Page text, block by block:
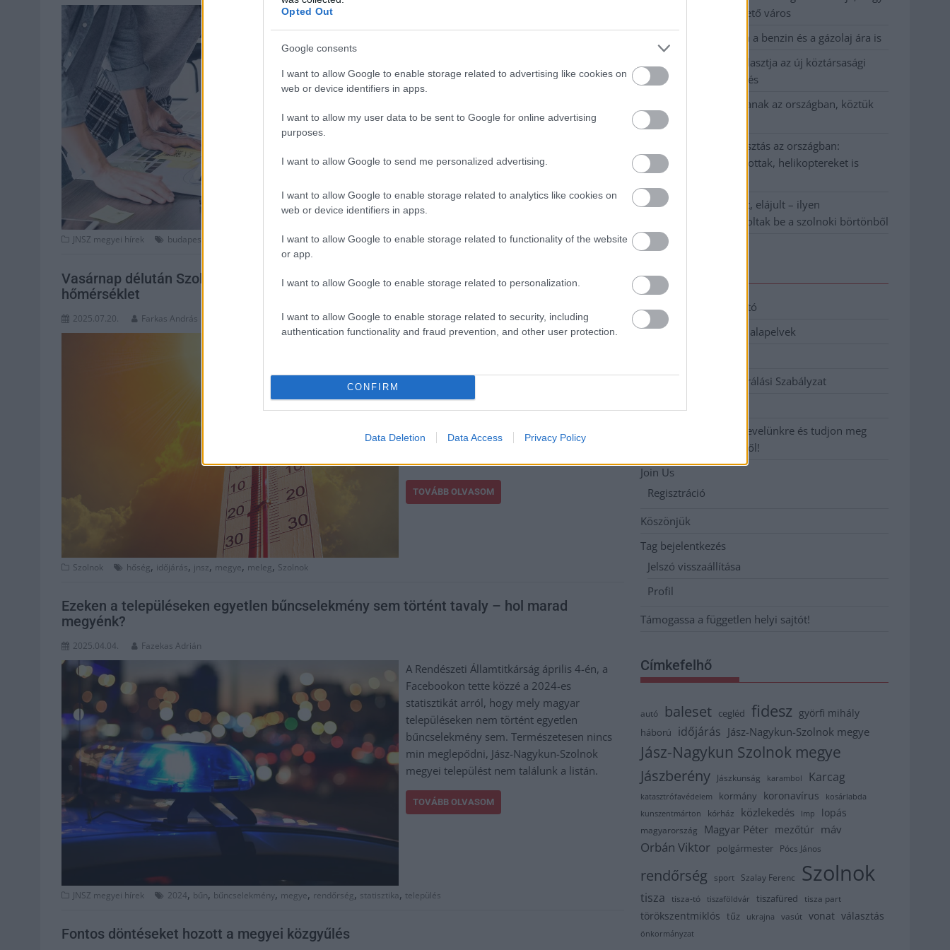
Opted Out
Google consents
I want to allow Google to enable storage related to advertising like cookies on
web or device identifiers in apps.
I want to allow my user data to be sent to Google for online advertising
purposes.
I want to allow Google to send me personalized advertising.
I want to allow Google to enable storage related to analytics like cookies on
web or device identifiers in apps.
I want to allow Google to enable storage related to functionality of the website
or app.
I want to allow Google to enable storage related to personalization.
I want to allow Google to enable storage related to security, including
authentication functionality and fraud prevention, and other user protection.
CONFIRM
Data Deletion Data Access Privacy Policy
csökkent a meghirdetett állások száma, de a
irányban emelkedik ki. A Profession.hu friss
adatai szerint itt 16 százalékkal esett vissza a
jelentkezések száma tavalyhoz képest.
JNSZ megyei hírek budapest megye ,munka ,munkavállalás ,profession
Vasárnap délután Szolnokon 32 fok várható, hétfőn pedig tovább emelkedik a
hőmérséklet
2025.07.20. Farkas András
Magyarországon átmenetileg nyugaton,
felhőzet, majd sok napsütés várható a kevés
délnyugati, déli országrészben néhol zápor,
szépen melegszik az idő. Megyénkben igazi
TOVÁBB OLVASOM
Szolnok hőség, időjárás, jnsz, megye, meleg, Szolnok
Ezeken a településeken egyetlen bűncselekmény sem történt tavaly – hol marad
megyénk?
2025.04.04. Fazekas Adrián
A Rendészeti Államtitkárság április 4-én, a
Facebookon tette közzé a 2024-es
statisztikát arról, hogy mely magyar
településeken nem történt egyetlen
bűncselekmény sem. Természetesen nincs
min meglepődni, Jász-Nagykun-Szolnok
megyei települést nem találunk a listán.
TOVÁBB OLVASOM
JNSZ megyei hírek 2024, bűn, bűncselekmény, megye, rendőrség, statisztika, település
Fontos döntéseket hozott a megyei közgyűlés
Szolnok mennyire élhető város
Pénteken újra csökken a benzin és a gázolaj ára is
Napokon belül megválasztja az új köztársasági
elnököt az Országgyűlés
Kiterjedt tüzek pusztítanak az országban, köztük
Karcagon
Harmadfokú hőségriasztás az országban:
Szolnokon klímát javítottak, helikoptereket is
A zárkában rosszul lett, elájult – ilyen
körülményekről számoltak be a szolnoki börtönből
Adatkezelési tájékoztató
Etikai és függetlenségi alapelvek
Hozzászólási és Moderálási Szabályzat
Iratkozzon fel heti hírlevelünkre és tudjon meg
még többet megyénkről!
Join Us
Regisztráció
Köszönjük
Tag bejelentkezés
Jelszó visszaállítása
Profil
Támogassa a független helyi sajtót!
Címkefelhő
autó baleset cegléd fidesz györfi mihály
háború időjárás Jász-Nagykun-Szolnok megye
Jász-Nagykun Szolnok megye
Jászberény Jászkunság karambol Karcag
katasztrófavédelem kormány koronavírus
kosárlabda
kunszentmárton
kórház közlekedés lmp lopás
magyarország Magyar Péter mezőtúr máv
Orbán Viktor polgármester Pócs János
rendőrség sport Szalay Ferenc Szolnok
tisza tisza-tó tiszaföldvár tiszafüred tisza part
törökszentmiklós tűz ukrajna vasút vonat választás
önkormányzat